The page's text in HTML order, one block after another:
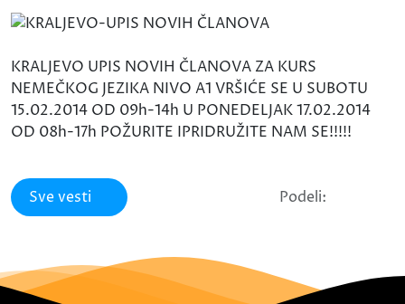
KRALJEVO UPIS NOVIH ČLANOVA ZA KURS
NEMEČKOG JEZIKA NIVO A1 VRŠIĆE SE U SUBOTU
15.02.2014 OD 09h-14h U PONEDELJAK 17.02.2014
OD 08h-17h POŽURITE IPRIDRUŽITE NAM SE!!!!!
Sve vesti Podeli: